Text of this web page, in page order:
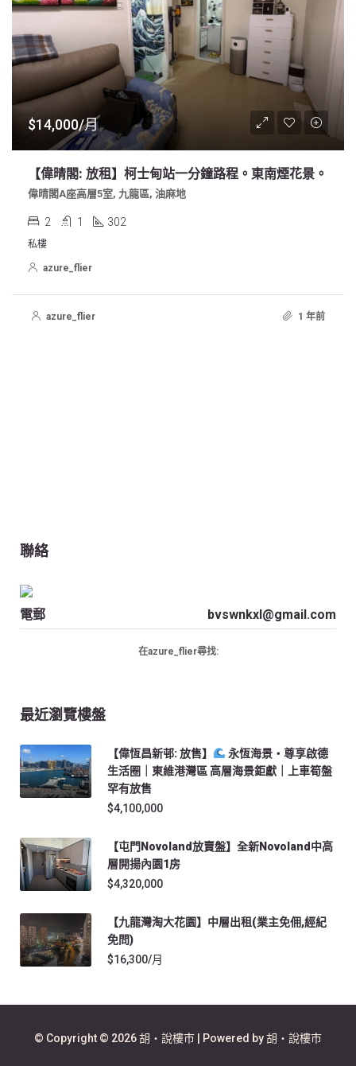
$14,000/月
【偉晴閣: 放租】柯士甸站一分鐘路程。東南煙花景。
偉晴閣A座高層5室, 九龍區, 油麻地
2 1 302
私樓
azure_flier
azure_flier 1 年前
聯絡
電郵 bvswnkxl@gmail.com
在azure_flier尋找:
最近瀏覽樓盤
【偉恆昌新邨: 放售】
永恆海景・尊享啟德
生活圈｜東維港灣區 高層海景鉅獻｜上車筍盤
罕有放售
$4,100,000
【屯門novoland放賣盤】全新Novoland中高
層開揚內園1房
$4,320,000
【九龍灣淘大花園】中層出租(業主免佣,經紀
免問)
$16,300/月
© Copyright © 2026 胡‧說樓市 | Powered by 胡‧說樓市